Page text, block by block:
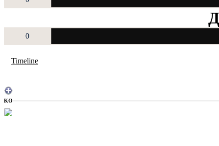
0
Timeline
KO